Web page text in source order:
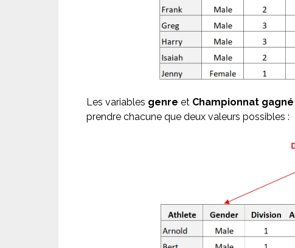
Les variables genre et Championnat gagné
prendre chacune que deux valeurs possibles :